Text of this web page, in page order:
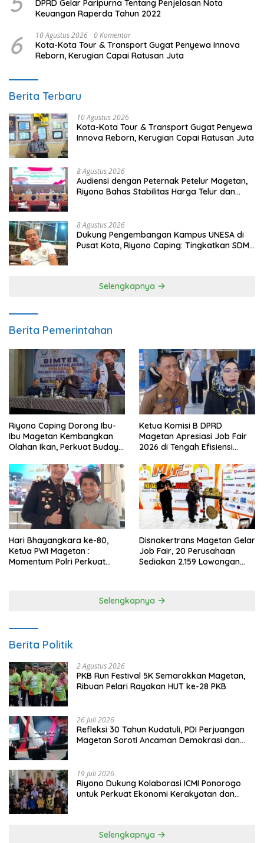
DPRD Gelar Paripurna Tentang Penjelasan Nota
Keuangan Raperda Tahun 2022
6 10 Agustus 2026 0 Komentar
Kota-Kota Tour & Transport Gugat Penyewa Innova
Reborn, Kerugian Capai Ratusan Juta
Berita Terbaru
10 Agustus 2026
Kota-Kota Tour & Transport Gugat Penyewa
Innova Reborn, Kerugian Capai Ratusan Juta
8 Agustus 2026
Audiensi dengan Peternak Petelur Magetan,
Riyono Bahas Stabilitas Harga Telur dan
8 Agustus 2026
Dukung Pengembangan Kampus UNESA di
Pusat Kota, Riyono Caping: Tingkatkan SDM
Selengkapnya
Berita Pemerintahan
Riyono Caping Dorong Ibu-
Ibu Magetan Kembangkan
Olahan Ikan, Perkuat Budaya
Ketua Komisi B DPRD
Magetan Apresiasi Job Fair
2026 di Tengah Efisiensi
Hari Bhayangkara ke-80,
Ketua PWI Magetan :
Momentum Polri Perkuat
Disnakertrans Magetan Gelar
Job Fair, 20 Perusahaan
Sediakan 2.159 Lowongan
Selengkapnya
Berita Politik
2 Agustus 2026
PKB Run Festival 5K Semarakkan Magetan,
Ribuan Pelari Rayakan HUT ke-28 PKB
26 Juli 2026
Refleksi 30 Tahun Kudatuli, PDI Perjuangan
Magetan Soroti Ancaman Demokrasi dan
19 Juli 2026
Riyono Dukung Kolaborasi ICMI Ponorogo
untuk Perkuat Ekonomi Kerakyatan dan
Selengkapnya